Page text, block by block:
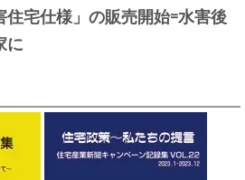
宅仕様」の販売開始=水害後
に